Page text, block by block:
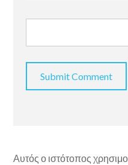
Αυτός ο ιστότοπος